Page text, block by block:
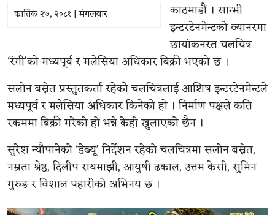
कार्तिक २७, २०८१ | मंगलवार
काठमाडौं । सान्भी
इन्टरटेनमेन्टको व्यानरमा
छायांकनरत चलचित्र
‘रंगी’को मध्यपूर्व र मलेसिया अधिकार बिक्री भएको छ ।
सलोन बस्नेत प्रस्तुतकर्ता रहेको चलचित्रलाई आशिष इन्टरटेनमेन्टले
मध्यपूर्व र मलेसिया अधिकार किनेको हो । निर्माण पक्षले कति
रकममा बिक्री गरेको हो भन्ने केही खुलाएको छैन ।
सुरेश न्यौपानेको ‘डेब्यू’ निर्देशन रहेको चलचित्रमा सलोन बस्नेत,
नम्रता श्रेष्ठ, दिलीप रायमाझी, आयुषी ढकाल, उत्तम केसी, सुमिन
गुरुङ र विशाल पहारीको अभिनय छ ।